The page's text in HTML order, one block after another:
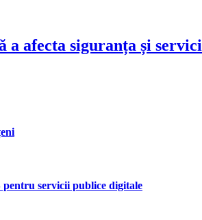
a afecta siguranța și
pentru servicii publice digitale